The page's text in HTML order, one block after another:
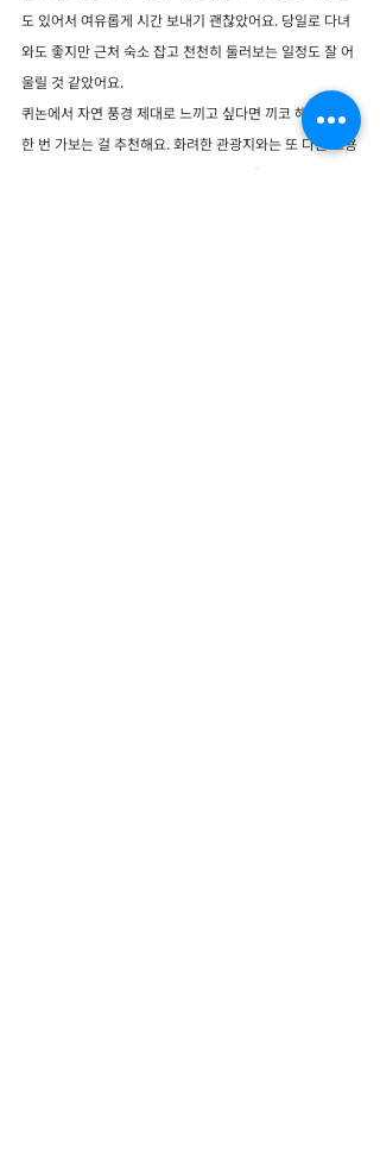
도 있어서 여유롭게 시간 보내기 괜찮았어요. 당일로 다녀
와도 좋지만 근처 숙소 잡고 천천히 둘러보는 일정도 잘 어
울릴 것 같았어요.
퀴논에서 자연 풍경 제대로 느끼고 싶다면 끼코 해변은 꼭
한 번 가보는 걸 추천해요. 화려한 관광지와는 또 다른 조용
한 매력이 오래 기억에 남는 장소였어요 :)